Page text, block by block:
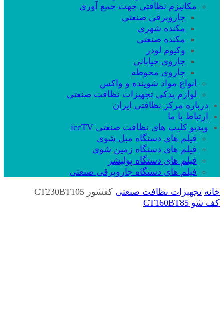
مکانیزم نظافتی جهت جمع آوری
جاروبرقی صنعتی
مکنده شهری
مکنده صنعتی
وکیوم لودر
جاروی خیابانی
جاروی محوطه
انواع مواد شوینده و واکس
لوازم یدکی تجهیزات نظافت صنعتی
درباره مرکز نظافتی ایران
ارتباط با ما
ویدیو کلیپ های نظافت صنعتی iccTV
فیلم های دستگاه مبل شوی
فیلم های دستگاه زمین شوی
فیلم های دستگاه پولیشر
فیلم های دستگاه جاروبرقی صنعتی
خانه تجهیزات نظافت صنعتی کفشور CT230BT105
کف شو CT160BT85